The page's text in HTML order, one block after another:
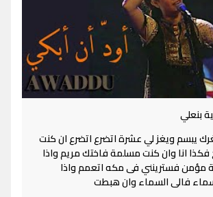
بنعلي
يبسم ويغز لي عشرة اتضرع اتضرع ان كنت
انا وان كنت مسلمة فاختك مريم واذا
فسترينني فى مكه اتعمم واذا
فالى السماء وان هبطت